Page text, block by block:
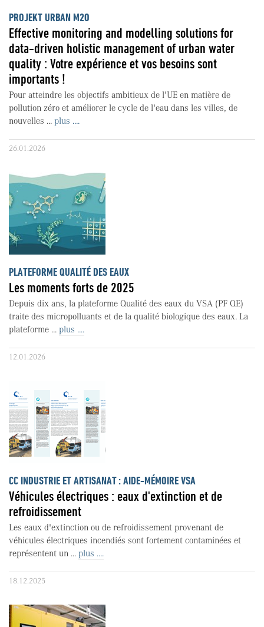
PROJEKT URBAN M2O
Effective monitoring and modelling solutions for
data-driven holistic management of urban water
quality : Votre expérience et vos besoins sont
importants !
Pour atteindre les objectifs ambitieux de l'UE en matière de
pollution zéro et améliorer le cycle de l'eau dans les villes, de
nouvelles ... plus ....
26.01.2026
PLATEFORME QUALITÉ DES EAUX
Les moments forts de 2025
Depuis dix ans, la plateforme Qualité des eaux du VSA (PF QE)
traite des micropolluants et de la qualité biologique des eaux. La
plateforme ... plus ....
12.01.2026
CC INDUSTRIE ET ARTISANAT : AIDE-MÉMOIRE VSA
Véhicules électriques : eaux d'extinction et de
refroidissement
Les eaux d'extinction ou de refroidissement provenant de
véhicules électriques incendiés sont fortement contaminées et
représentent un ... plus ....
18.12.2025